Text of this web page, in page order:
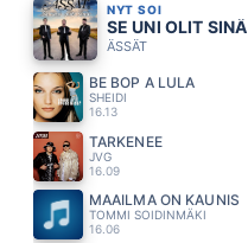
NYT SOI
SE UNI OLIT SINÄ
ÄSSÄT
BE BOP A LULA
SHEIDI
16.13
TARKENEE
JVG
16.09
MAAILMA ON KAUNIS
TOMMI SOIDINMÄKI
16.06